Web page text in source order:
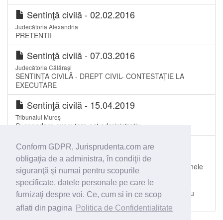
Conform GDPR, Jurisprudenta.com are
obligaţia de a administra, în condiţii de
siguranţă şi numai pentru scopurile
specificate, datele personale pe care le
furnizaţi despre voi. Ce, cum si in ce scop
aflati din pagina
Politica de Confidentialitate
Sentinţă civilă - 02.02.2016
Judecătoria Alexandria
PRETENTII
Sentinţă civilă - 07.03.2016
Judecătoria Călărași
SENTINȚA CIVILĂ - DREPT CIVIL- CONTESTAȚIE LA
EXECUTARE
Sentinţă civilă - 15.04.2019
Tribunalul Mureș
Suspendare executare act administrativ
Sentinţă civilă - 23.09.2019
Judecătoria Alexandria
Acțiune în răspundere civilă delictuală respinsă. Persoanele
chemate în judecată nu locuiau în imobil la momentul
săvărșirii faptei ilicite. Racordare nelegală la sistemul de
furnizare al energiei electrice. Cel care deține imobilul nu
neapărat este cel c